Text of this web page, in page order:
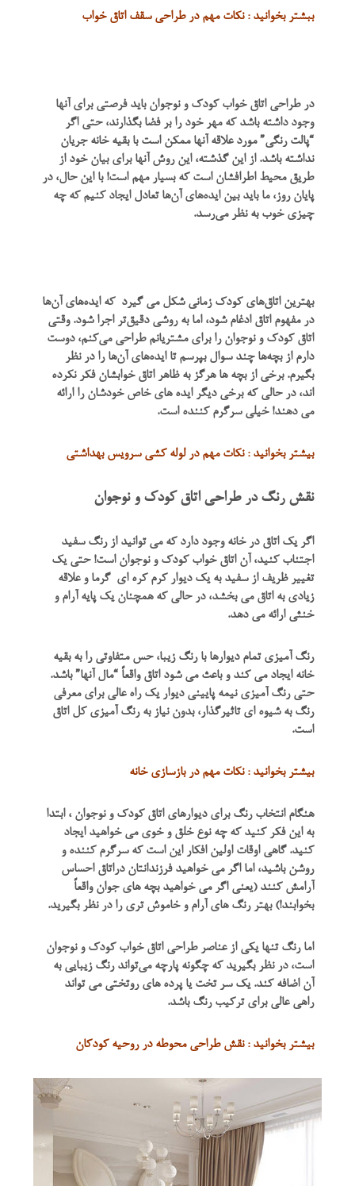
ببشتر بخوانید : نکات مهم در طراحی سقف اتاق خواب
در طراحی اتاق خواب کودک و نوجوان باید فرصتی برای آنها
وجود داشته باشد که مهر خود را بر فضا بگذارند، حتی اگر
“پالت رنگی” مورد علاقه آنها ممکن است با بقیه خانه جریان
نداشته باشد. از این گذشته، این روش آنها برای بیان خود از
طریق محیط اطرافشان است که بسیار مهم است! با این حال، در
پایان روز، ما باید بین ایده‌های آن‌ها تعادل ایجاد کنیم که چه
چیزی خوب به نظر می‌رسد.
بهترین اتاق‌های کودک زمانی شکل می گیرد که ایده‌های آن‌ها
در مفهوم اتاق ادغام شود، اما به روشی دقیق‌تر اجرا شود. وقتی
اتاق کودک و نوجوان را برای مشتریانم طراحی می‌کنم، دوست
دارم از بچه‌ها چند سوال بپرسم تا ایده‌های آن‌ها را در نظر
بگیرم. برخی از بچه ها هرگز به ظاهر اتاق خوابشان فکر نکرده
اند، در حالی که برخی دیگر ایده های خاص خودشان را ارائه
می دهند! خیلی سرگرم کننده است.
بیشتر بخوانید : نکات مهم در لوله کشی سرویس بهداشتی
نقش رنگ در طراحی اتاق کودک و نوجوان
اگر یک اتاق در خانه وجود دارد که می توانید از رنگ سفید
اجتناب کنید، آن اتاق خواب کودک و نوجوان است! حتی یک
تغییر ظریف از سفید به یک دیوار کرم کره ای گرما و علاقه
زیادی به اتاق می بخشد، در حالی که همچنان یک پایه آرام و
خنثی ارائه می دهد.
رنگ آمیزی تمام دیوارها با رنگ زیبا، حس متفاوتی را به بقیه
خانه ایجاد می کند و باعث می شود اتاق واقعاً “مال آنها” باشد.
حتی رنگ آمیزی نیمه پایینی دیوار یک راه عالی برای معرفی
رنگ به شیوه ای تاثیرگذار، بدون نیاز به رنگ آمیزی کل اتاق
است.
بیشتر بخوانید : نکات مهم در بازسازی خانه
هنگام انتخاب رنگ برای دیوارهای اتاق کودک و نوجوان ، ابتدا
به این فکر کنید که چه نوع خلق و خوی می خواهید ایجاد
کنید. گاهی اوقات اولین افکار این است که سرگرم کننده و
روشن باشید، اما اگر می خواهید فرزندانتان دراتاق احساس
آرامش کنند (یعنی اگر می خواهید بچه های جوان واقعاً
بخوابند!) بهتر رنگ های آرام و خاموش تری را در نظر بگیرید.
اما رنگ تنها یکی از عناصر طراحی اتاق خواب کودک و نوجوان
است، در نظر بگیرید که چگونه پارچه می‌تواند رنگ زیبایی به
آن اضافه کند. یک سر تخت یا پرده های روتختی می تواند
راهی عالی برای ترکیب رنگ باشد.
بیشتر بخوانید : نقش طراحی محوطه در روحیه کودکان